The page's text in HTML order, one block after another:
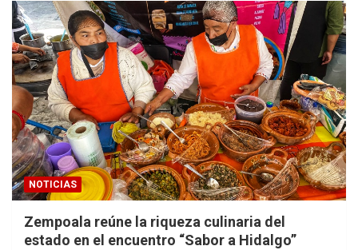
NOTICIAS
Zempoala reúne la riqueza culinaria del
estado en el encuentro “Sabor a Hidalgo”